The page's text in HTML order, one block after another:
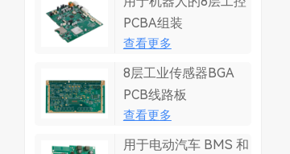
PCBA组装
查看更多
8层工业传感器BGA
PCB线路板
查看更多
用于电动汽车 BMS 和